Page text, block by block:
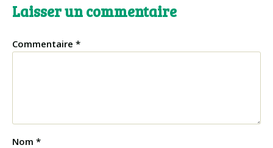
Laisser un commentaire
Commentaire *
Nom *